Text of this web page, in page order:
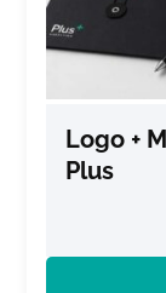
Logo +
Plus